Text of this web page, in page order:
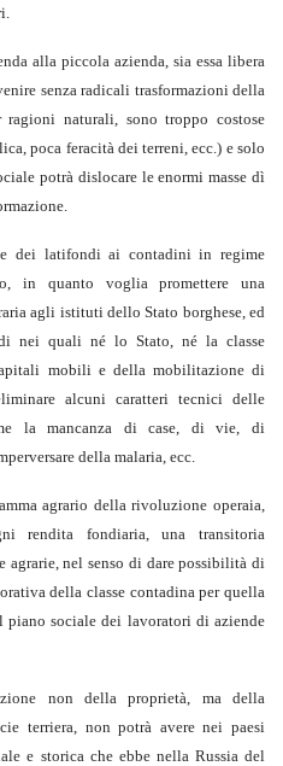
alla piccola azienda, sia essa libera
senza radicali trasformazioni della
naturali, sono troppo costose
poca feracità dei terreni, ecc.) e solo
potrà dislocare le enormi masse dì
dei latifondi ai contadini in regime
in quanto voglia promettere una
agli istituti dello Stato borghese, ed
nei quali né lo Stato, né la classe
mobili e della mobilitazione di
alcuni caratteri tecnici delle
la mancanza di case, di vie, di
della malaria, ecc.
agrario della rivoluzione operaia,
rendita fondiaria, una transitoria
nel senso di dare possibilità di
della classe contadina per quella
piano sociale dei lavoratori di aziende
non della proprietà, ma della
terriera, non potrà avere nei paesi
e storica che ebbe nella Russia del